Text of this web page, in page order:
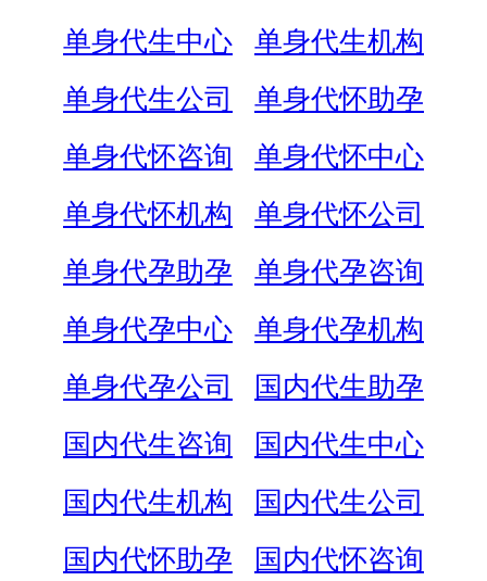
单身代生中心
单身代生机构
单身代生公司
单身代怀助孕
单身代怀咨询
单身代怀中心
单身代怀机构
单身代怀公司
单身代孕助孕
单身代孕咨询
单身代孕中心
单身代孕机构
单身代孕公司
国内代生助孕
国内代生咨询
国内代生中心
国内代生机构
国内代生公司
国内代怀助孕
国内代怀咨询